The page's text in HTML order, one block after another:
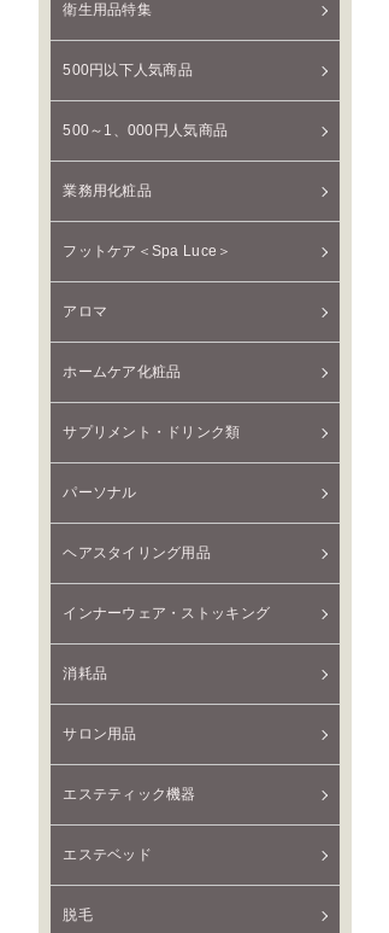
衛生用品特集
500円以下人気商品
500～1、000円人気商品
業務用化粧品
フットケア＜Spa Luce＞
アロマ
ホームケア化粧品
サプリメント・ドリンク類
パーソナル
ヘアスタイリング用品
インナーウェア・ストッキング
消耗品
サロン用品
エステティック機器
エステベッド
脱毛